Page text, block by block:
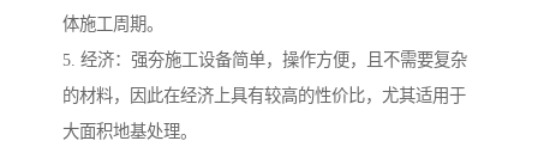
体施工周期。
5. 经济：强夯施工设备简单，操作方便，且不需要复杂
的材料，因此在经济上具有较高的性价比，尤其适用于
大面积地基处理。